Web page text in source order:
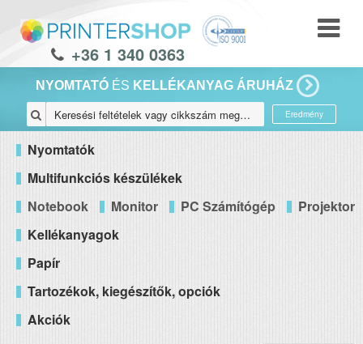
+36 1 340 0363
NYOMTATÓ ÉS KELLÉKANYAG ÁRUHÁZ
Eredmény
Nyomtatók
Multifunkciós készülékek
Notebook
Monitor PC Számítógép
Projektor
Kellékanyagok
Papír
Tartozékok, kiegészítők, opciók
Akciók